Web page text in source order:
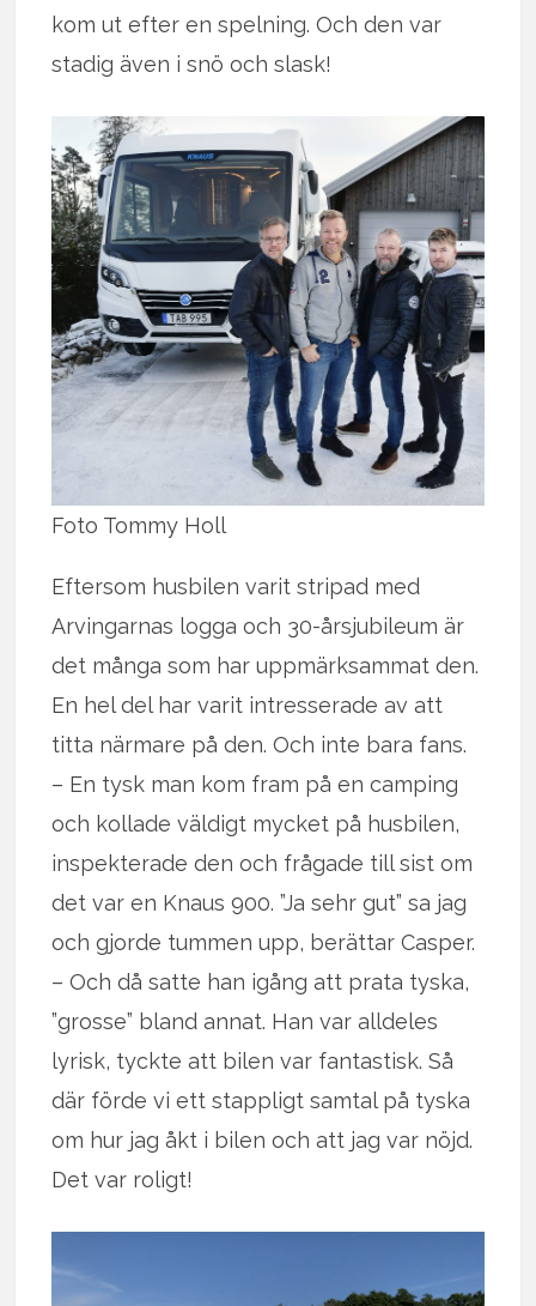
kom ut efter en spelning. Och den var
stadig även i snö och slask!
Foto Tommy Holl
Eftersom husbilen varit stripad med
Arvingarnas logga och 30-årsjubileum är
det många som har uppmärksammat den.
En hel del har varit intresserade av att
titta närmare på den. Och inte bara fans.
– En tysk man kom fram på en camping
och kollade väldigt mycket på husbilen,
inspekterade den och frågade till sist om
det var en Knaus 900. ”Ja sehr gut” sa jag
och gjorde tummen upp, berättar Casper.
– Och då satte han igång att prata tyska,
”grosse” bland annat. Han var alldeles
lyrisk, tyckte att bilen var fantastisk. Så
där förde vi ett stappligt samtal på tyska
om hur jag åkt i bilen och att jag var nöjd.
Det var roligt!